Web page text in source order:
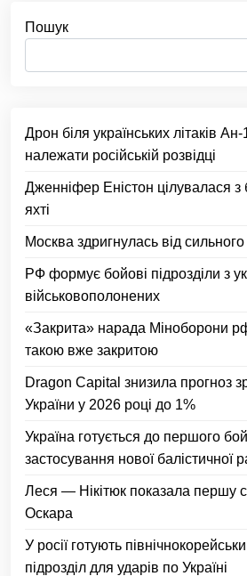
Пошук
Дрон біля українських літаків
належати російській розвідці
Дженніфер Еністон цілувалася
яхті
Москва здригнулась від
РФ формує бойові підрозділи з
військовополонених
«Закрита» нарада Міноборони
такою вже закритою
Dragon Capital знизила прогноз
України у 2026 році до 1%
Україна готується до першого
застосування нової балістичної
Леся — Нікітюк показала першу
Оскара
У росії готують
підрозділ для ударів по Україні